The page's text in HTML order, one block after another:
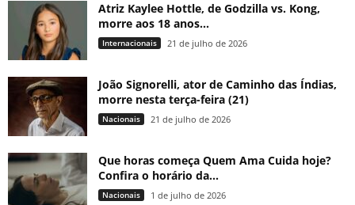
Atriz Kaylee Hottle, de Godzilla vs. Kong,
morre aos 18 anos...
Internacionais 21 de julho de 2026
João Signorelli, ator de Caminho das Índias,
morre nesta terça-feira (21)
Nacionais 21 de julho de 2026
Que horas começa Quem Ama Cuida hoje?
Confira o horário da...
Nacionais 1 de julho de 2026